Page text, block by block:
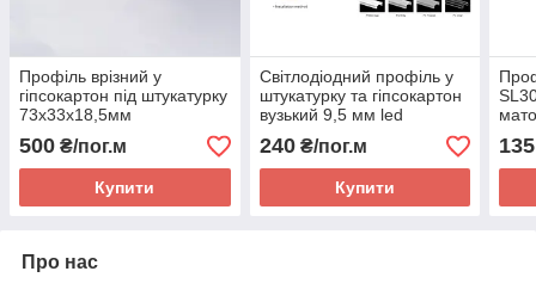
Профіль врізний у
гіпсокартон під штукатурку
73х33х18,5мм
500 ₴/пог.м
Купити
Світлодіодний профіль у
штукатурку та гіпсокартон
вузький 9,5 мм led
240₴/пог.м
Купити
135
Про нас